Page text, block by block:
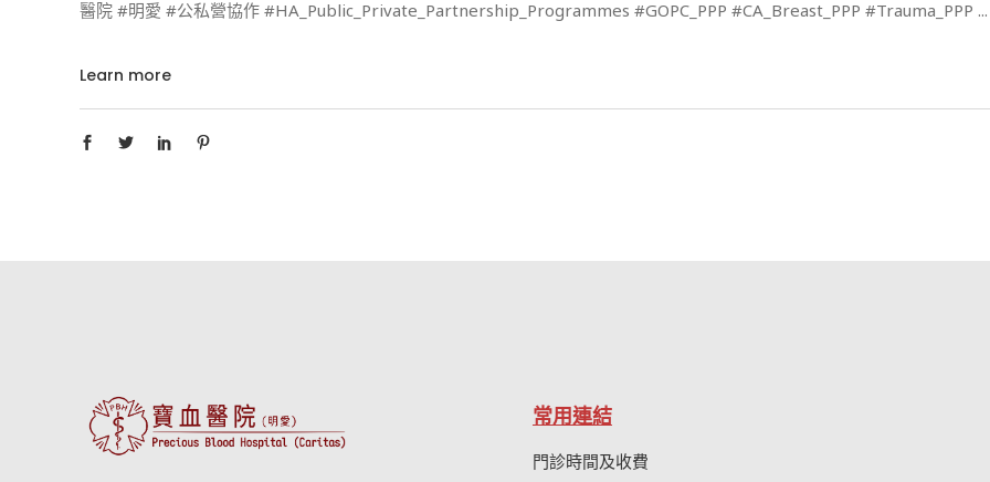
醫院 #明愛 #公私營協作 #HA_Public_Private_Partnership_Programmes #GOPC_PPP #CA_Breast_PPP #Trauma_PPP
Learn more
常用連結
門診時間及收費